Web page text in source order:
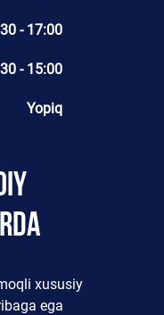
- 17:00
- 15:00
Yopiq
xususiy
ega